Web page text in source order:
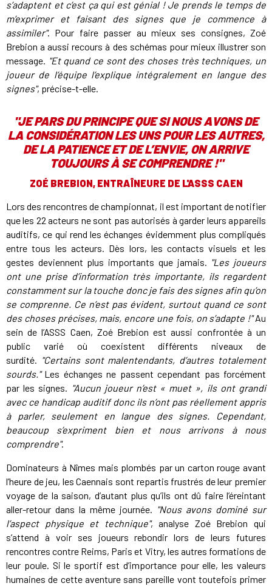
s’adaptent et c’est ça qui est génial ! Je prends le temps de
m’exprimer et faisant des signes que je commence à
assimiler". Pour faire passer au mieux ses consignes, Zoé
Brebion a aussi recours à des schémas pour mieux illustrer son
message. "Et quand ce sont des choses très techniques, un
joueur de l’équipe l’explique intégralement en langue des
signes", précise-t-elle.
"JE PARS DU PRINCIPE QUE SI NOUS AVONS DE
LA CONSIDÉRATION LES UNS POUR LES AUTRES,
DE LA PATIENCE ET DE L’ENVIE, ON ARRIVE
TOUJOURS À SE COMPRENDRE !"
ZOÉ BREBION, ENTRAÎNEURE DE L'ASSS CAEN
Lors des rencontres de championnat, il est important de notifier
que les 22 acteurs ne sont pas autorisés à garder leurs appareils
auditifs, ce qui rend les échanges évidemment plus compliqués
entre tous les acteurs. Dès lors, les contacts visuels et les
gestes deviennent plus importants que jamais. "Les joueurs
ont une prise d’information très importante, ils regardent
constamment sur la touche donc je fais des signes afin qu’on
se comprenne. Ce n’est pas évident, surtout quand ce sont
des choses précises, mais, encore une fois, on s’adapte !"Au
sein de l’ASSS Caen, Zoé Brebion est aussi confrontée à un
public varié où coexistent différents niveaux de
surdité. "Certains sont malentendants, d’autres totalement
sourds."Les échanges ne passent cependant pas forcément
par les signes. "Aucun joueur n’est « muet », ils ont grandi
avec ce handicap auditif donc ils n’ont pas réellement appris
à parler, seulement en langue des signes. Cependant,
beaucoup s’expriment bien et nous arrivons à nous
comprendre".
Dominateurs à Nîmes mais plombés par un carton rouge avant
l’heure de jeu, les Caennais sont repartis frustrés de leur premier
voyage de la saison, d’autant plus qu’ils ont dû faire l’éreintant
aller-retour dans la même journée. "Nous avons dominé sur
l’aspect physique et technique", analyse Zoé Brebion qui
s’attend à voir ses joueurs rebondir lors de leurs futures
rencontres contre Reims, Paris et Vitry, les autres formations de
leur poule. Si le sportif est d’importance pour elle, les valeurs
humaines de cette aventure sans pareille vont toutefois primer